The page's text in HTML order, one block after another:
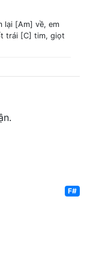
lại [Am] về, em
trái [C] tim, giọt
F#